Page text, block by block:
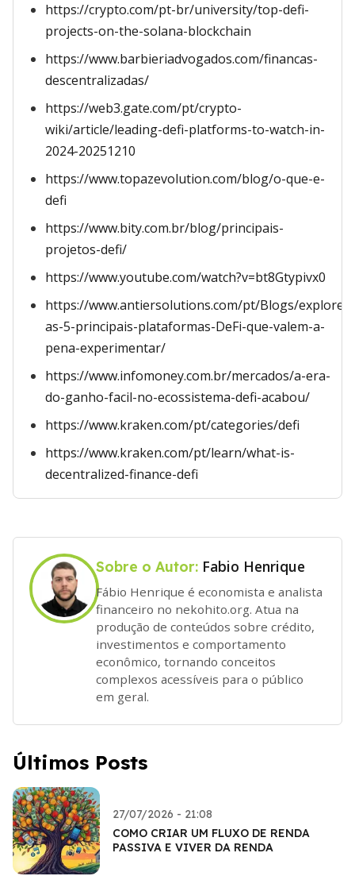
https://crypto.com/pt-br/university/top-defi-
projects-on-the-solana-blockchain
https://www.barbieriadvogados.com/financas-
descentralizadas/
https://web3.gate.com/pt/crypto-
wiki/article/leading-defi-platforms-to-watch-in-
2024-20251210
https://www.topazevolution.com/blog/o-que-e-
defi
https://www.bity.com.br/blog/principais-
projetos-defi/
https://www.youtube.com/watch?v=bt8Gtypivx0
https://www.antiersolutions.com/pt/Blogs/explore-
as-5-principais-plataformas-DeFi-que-valem-a-
pena-experimentar/
https://www.infomoney.com.br/mercados/a-era-
do-ganho-facil-no-ecossistema-defi-acabou/
https://www.kraken.com/pt/categories/defi
https://www.kraken.com/pt/learn/what-is-
decentralized-finance-defi
Sobre o Autor: Fabio Henrique
Fábio Henrique é economista e analista
financeiro no nekohito.org. Atua na
produção de conteúdos sobre crédito,
investimentos e comportamento
econômico, tornando conceitos
complexos acessíveis para o público
em geral.
Últimos Posts
27/07/2026 - 21:08
COMO CRIAR UM FLUXO DE RENDA
PASSIVA E VIVER DA RENDA